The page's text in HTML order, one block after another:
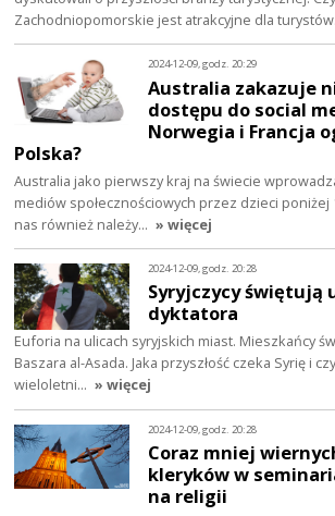
Zachodniopomorskie jest atrakcyjne dla
2024-12-09, godz. 20:29
Australia zakazuje
dostępu do social
Norwegia i Francja
Polska?
Australia jako pierwszy kraj na świecie
mediów społecznościowych przez dzieci poniżej
nas również należy… » więcej
2024-12-09, godz. 20:28
Syryjczycy świętują
dyktatora
Euforia na ulicach syryjskich miast. Mieszkańcy
Baszara al-Asada. Jaka przyszłość czeka Syrię i
wieloletni… » więcej
2024-12-09, godz. 20:28
Coraz mniej
kleryków w
na religii